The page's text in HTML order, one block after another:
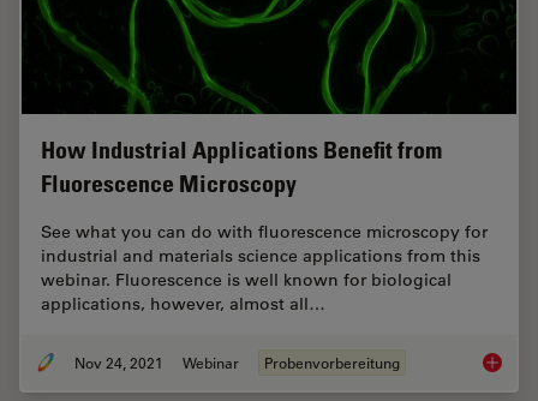
How Industrial Applications Benefit from
Fluorescence Microscopy
See what you can do with fluorescence microscopy for
industrial and materials science applications from this
webinar. Fluorescence is well known for biological
applications, however, almost all…
Nov 24, 2021 Webinar Probenvorbereitung How